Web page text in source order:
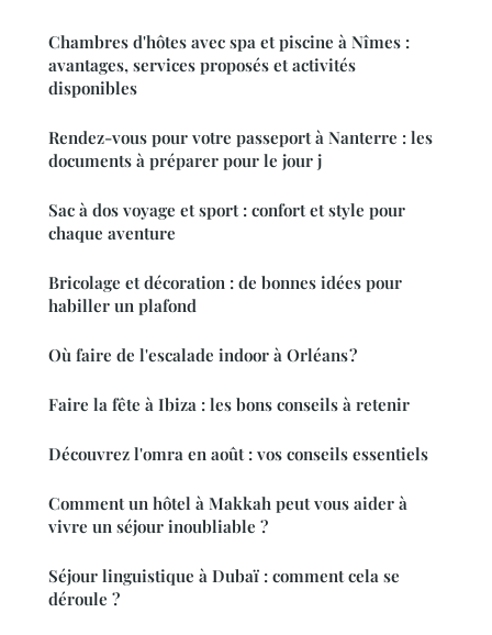
Chambres d'hôtes avec spa et piscine à Nîmes :
avantages, services proposés et activités
disponibles
Rendez-vous pour votre passeport à Nanterre : les
documents à préparer pour le jour j
Sac à dos voyage et sport : confort et style pour
chaque aventure
Bricolage et décoration : de bonnes idées pour
habiller un plafond
Où faire de l'escalade indoor à Orléans ?
Faire la fête à Ibiza : les bons conseils à retenir
Découvrez l'omra en août : vos conseils essentiels
Comment un hôtel à Makkah peut vous aider à
vivre un séjour inoubliable ?
Séjour linguistique à Dubaï : comment cela se
déroule ?